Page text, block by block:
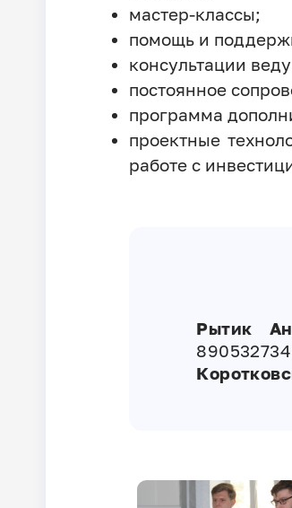
мастер-классы;
помощь и
консультации
постоянное
программа
проектные
работе с
Рытик